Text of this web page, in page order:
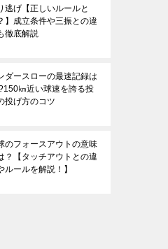
逃げ【正しいルールと
】成立条件や三振との違
徹底解説
ダースローの最速記録は
㎞近い球速を誇る投
投げ方のコツ
のフォースアウトの意味
？【タッチアウトとの違
ルールを解説！】